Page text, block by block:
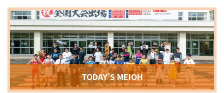
TODAY’S MEIOH